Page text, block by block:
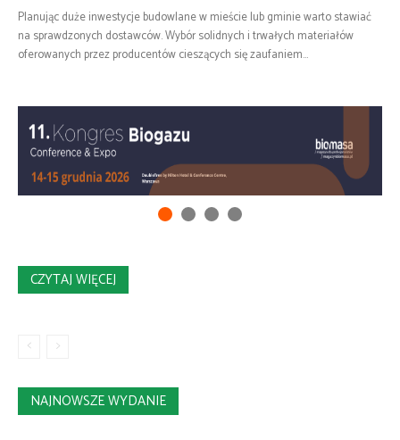
Planując duże inwestycje budowlane w mieście lub gminie warto stawiać
na sprawdzonych dostawców. Wybór solidnych i trwałych materiałów
oferowanych przez producentów cieszących się zaufaniem...
CZYTAJ WIĘCEJ
NAJNOWSZE WYDANIE